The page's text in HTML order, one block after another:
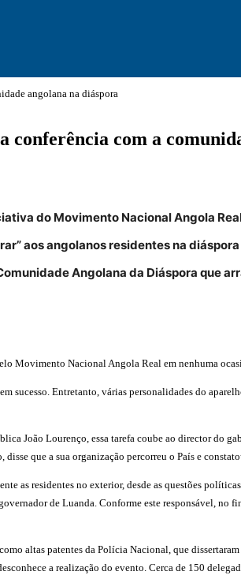
angolana na diáspora
com a
do Movimento Nacional Angola
aos angolanos residentes na
Angolana da Diáspora que
Movimento Nacional Angola Real em nenhuma
Entretanto, várias personalidades do
João Lourenço, essa tarefa coube ao director do
que a sua organização percorreu o País e
as residentes no exterior, desde as questões
de Luanda. Conforme este responsável,
altas patentes da Polícia Nacional, que
a realização do evento. Cerca de 150